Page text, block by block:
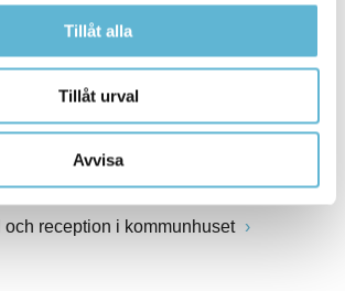
Tillåt alla
Tillåt urval
Avvisa
00
och reception i kommunhuset